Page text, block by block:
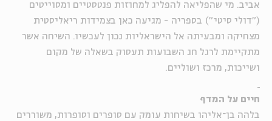
אביב. מי שהפליאה להפליג למחוזות פנטסטיים ומסוייטים
("דולי סיטי") בספריה - מגיעה כאן בצמידות ריאליסטית
מצחיקה ומבעיתה אל הישראליות נכון לעכשיו. השיחה אשר
מתקיימת לרגל חג השבועות תעסוק בשאלה של מקום
ושייכות, מרכז ושוליים.
חיים על המדף
בלהה בן־אליהו בשיחות עומק עם סופרים וסופרות, משוררים